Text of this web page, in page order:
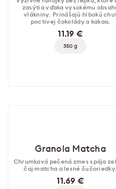
zasýtia vďaka vysokému
vlákniny. Prinášajú hlbokú
poctivej čokolády a kakaa.
11.19 €
350 g
Granola Matcha
Chrumkavá pečená zmes spája
čaj matcha a lesné čučoriedky.
11.69 €